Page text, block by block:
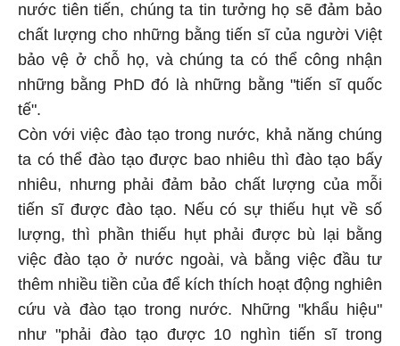
nước tiên tiến, chúng ta tin tưởng họ sẽ đảm bảo
chất lượng cho những bằng tiến sĩ của người Việt
bảo vệ ở chỗ họ, và chúng ta có thể công nhận
những bằng PhD đó là những bằng "tiến sĩ quốc
tế".
Còn với việc đào tạo trong nước, khả năng chúng
ta có thể đào tạo được bao nhiêu thì đào tạo bấy
nhiêu, nhưng phải đảm bảo chất lượng của mỗi
tiến sĩ được đào tạo. Nếu có sự thiếu hụt về số
lượng, thì phần thiếu hụt phải được bù lại bằng
việc đào tạo ở nước ngoài, và bằng việc đầu tư
thêm nhiều tiền của để kích thích hoạt động nghiên
cứu và đào tạo trong nước. Những "khẩu hiệu"
như "phải đào tạo được 10 nghìn tiến sĩ trong